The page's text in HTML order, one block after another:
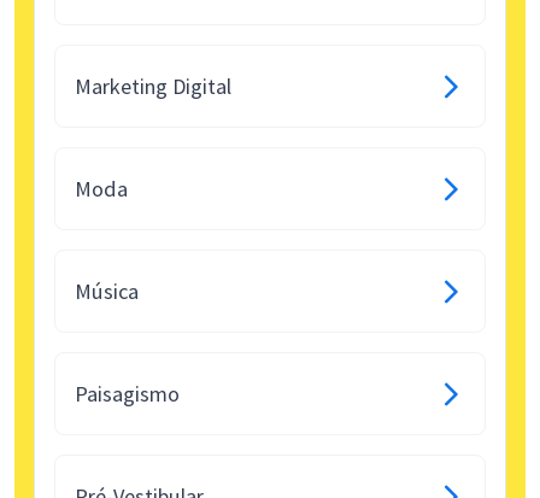
Marketing Digital
Moda
Música
Paisagismo